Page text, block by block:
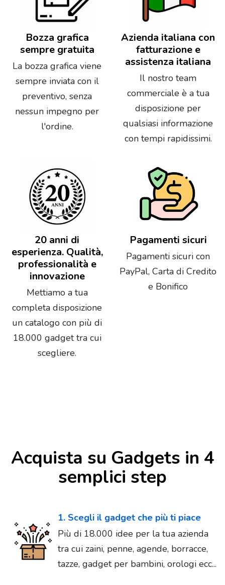
Bozza grafica
sempre gratuita
La bozza grafica viene
sempre inviata con il
preventivo, senza
nessun impegno per
l'ordine.
Azienda italiana con
fatturazione e
assistenza italiana
Il nostro team
commerciale è a tua
disposizione per
qualsiasi informazione
con tempi rapidissimi.
20 anni di
esperienza. Qualità,
professionalità e
innovazione
Mettiamo a tua
completa disposizione
un catalogo con più di
18.000 gadget tra cui
scegliere.
Pagamenti sicuri
Pagamenti sicuri con
PayPal, Carta di Credito
e Bonifico
Acquista su Gadgets in 4
semplici step
1. Scegli il gadget che più ti piace
Più di 18.000 idee per la tua azienda
tra cui zaini, penne, agende, borracce,
tazze, gadget per bambini, orologi ecc...